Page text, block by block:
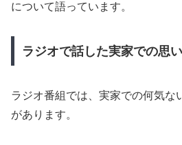
について語っています。
ラジオで話した実家での思
ラジオ番組では、実家での何気な
があります。